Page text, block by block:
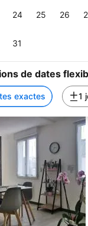
24 25 26
31
de dates
exactes 1